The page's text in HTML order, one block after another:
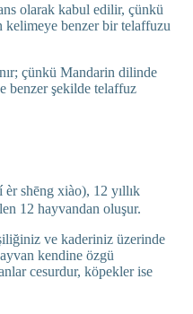
olarak kabul edilir, çünkü
kelimeye benzer bir telaffuzu
çünkü Mandarin dilinde
benzer şekilde telaffuz
shēng xiào), 12 yıllık
12 hayvandan oluşur.
ve kaderiniz üzerinde
kendine özgü
cesurdur, köpekler ise